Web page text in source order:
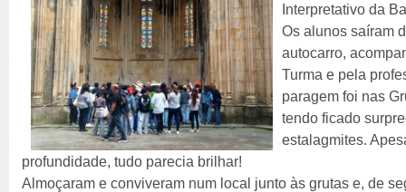
Interpretativo da
Os alunos saíram
autocarro,
Turma e pela
paragem foi nas
tendo ficado
estalagmites.
profundidade, tudo parecia brilhar!
Almoçaram e conviveram num local junto às grutas e, de